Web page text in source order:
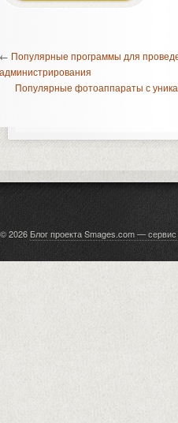
Популярные программы для
Популярные фотоаппараты с
© 2026 Блог проекта Smages.com —